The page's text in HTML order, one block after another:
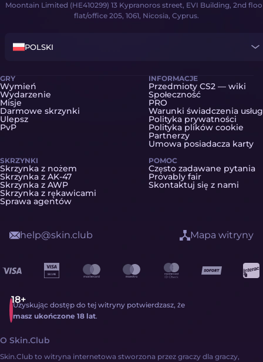
Moontain Limited (HE410299) 13 Kypranoros street, EVI Building, 2nd
flat/office 205, 1061, Nicosia, Cyprus.
POLSKI
GRY
Wymień
Wydarzenie
Misje
Darmowe skrzynki
Ulepsz
PvP
SKRZYNKI
Skrzynka z nożem
Skrzynka z AK-47
Skrzynka z AWP
Skrzynka z rękawicami
Sprawa agentów
INFORMACJE
Przedmioty CS2 — wiki
Społeczność
PRO
Warunki świadczenia usług
Polityka prywatności
Polityka plików cookie
Partnerzy
Umowa posiadacza karty
POMOC
Często zadawane pytania
Provably fair
Skontaktuj się z nami
Uzyskując dostęp do tej witryny potwierdzasz, że
masz ukończone 18 lat.
help@skin.club Mapa witryny
O Skin.Club
Skin.Club to witryna internetowa stworzona przez graczy dla graczy,